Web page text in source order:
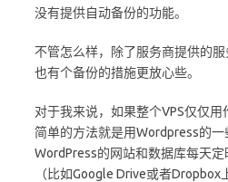
没有提供自动备份的功能。
不管怎么样，除了服务商提供的
也有个备份的措施更放心些。
对于我来说，如果整个VPS仅仅
简单的方法就是用Wordpress的
WordPress的网站和数据库每天
（比如Google Drive或者Dropbox